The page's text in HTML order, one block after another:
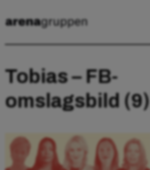
Tobias – FB-
omslagsbild (9)